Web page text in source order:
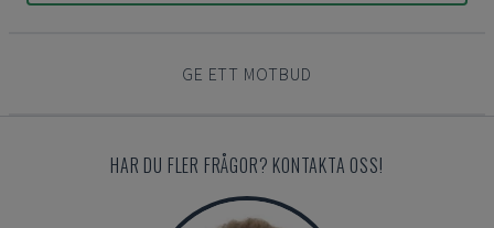
GE ETT MOTBUD
HAR DU FLER FRÅGOR? KONTAKTA OSS!